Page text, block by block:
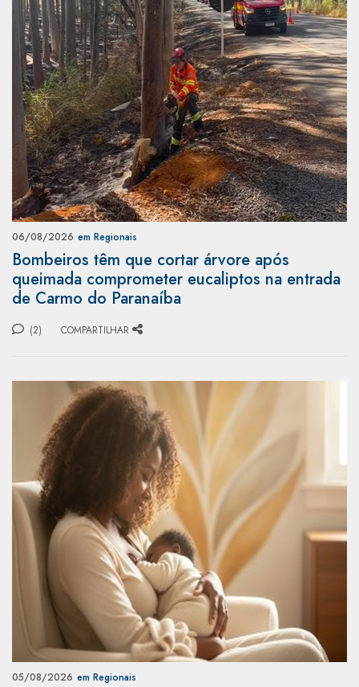
06/08/2026 em Regionais
Bombeiros têm que cortar árvore após
queimada comprometer eucaliptos na entrada
de Carmo do Paranaíba
(2) COMPARTILHAR
05/08/2026 em Regionais